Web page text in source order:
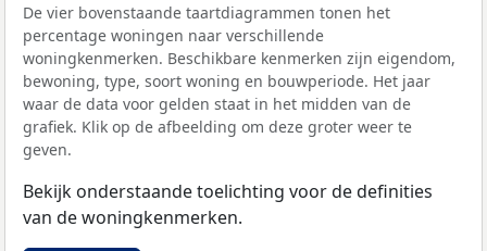
De vier bovenstaande taartdiagrammen tonen het
percentage woningen naar verschillende
woningkenmerken. Beschikbare kenmerken zijn eigendom,
bewoning, type, soort woning en bouwperiode. Het jaar
waar de data voor gelden staat in het midden van de
grafiek. Klik op de afbeelding om deze groter weer te
geven.
Bekijk onderstaande toelichting voor de definities
van de woningkenmerken.